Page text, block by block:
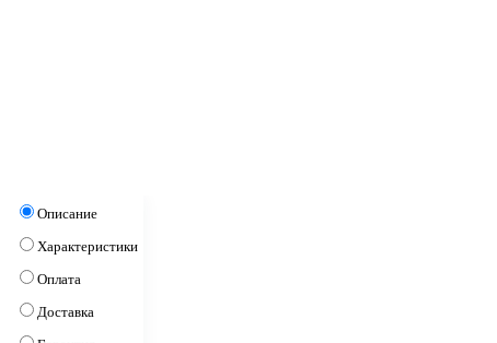
Описание
Характеристики
Оплата
Доставка